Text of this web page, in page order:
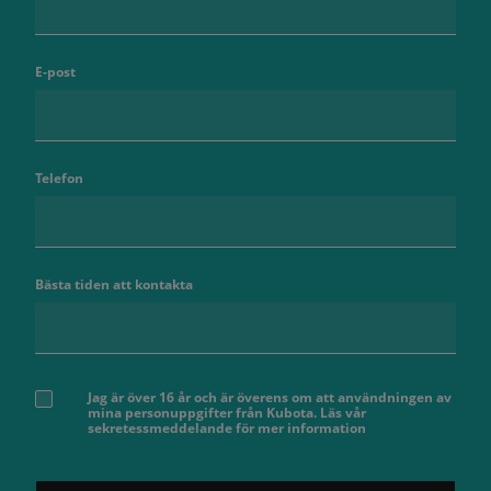
E-post
Telefon
Bästa tiden att kontakta
Jag är över 16 år och är överens om att användningen av
mina personuppgifter från Kubota. Läs vår
sekretessmeddelande för mer information